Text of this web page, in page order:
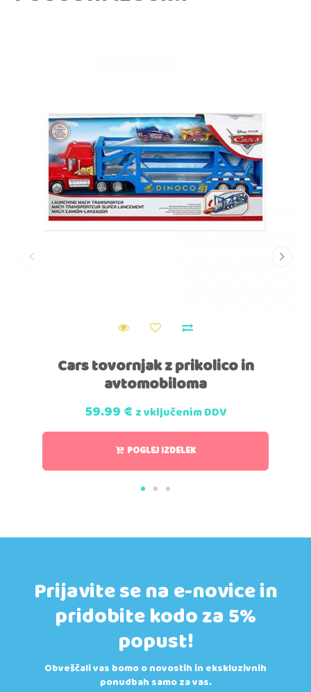
Cars tovornjak z prikolico in
avtomobiloma
59.99€ z vključenim DDV
POGLEJ IZDELEK
Prijavite se na e-novice in
pridobite kodo za 5%
popust!
Obveščali vas bomo o novostih in ekskluzivnih
ponudbah samo za vas.